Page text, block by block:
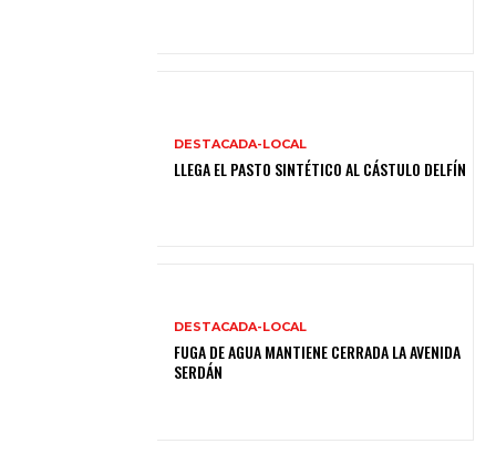
DESTACADA-LOCAL
LLEGA EL PASTO SINTÉTICO AL CÁSTULO DELFÍN
DESTACADA-LOCAL
FUGA DE AGUA MANTIENE CERRADA LA AVENIDA
SERDÁN